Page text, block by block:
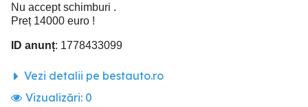
Nu accept schimburi .
Preț 14000 euro !
ID anunț: 1778433099
Vezi detalii pe bestauto.ro
Vizualizări: 0